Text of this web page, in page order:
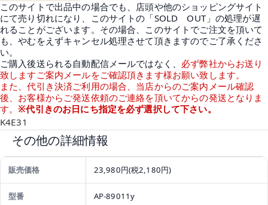
このサイトで出品中の場合でも、店頭や他のショッピングサイト
にて売り切れになり、このサイトの「SOLD OUT」の処理が遅
れることがございます。その場合、このサイトでご注文を頂いて
も、やむをえずキャンセル処理させて頂きますのでご了承くださ
い。
ご購入後送られる自動配信メールではなく、 必ず弊社からお送り
致しますご案内メールをご確認頂きます様お願い致します。
また、代引き決済ご利用の場合、当店からのご案内メール確認
後、お客様からご発送依頼のご連絡を頂いてからの発送となりま
す。※代引きのお日にち指定を必ず選択して下さい。
K4E31
その他の詳細情報
販売価格 23,980円(税2,180円)
型番 AP-89011y